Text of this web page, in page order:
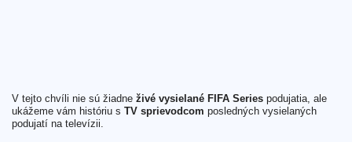
V tejto chvíli nie sú žiadne živé vysielané FIFA Series podujatia, ale
ukážeme vám históriu s TV sprievodcom posledných vysielaných
podujatí na televízii.